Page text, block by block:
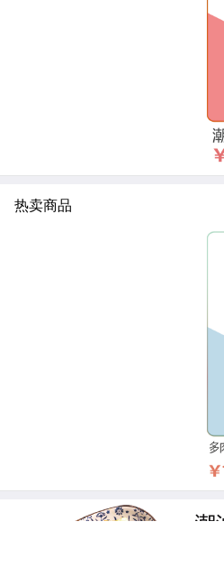
热卖商品